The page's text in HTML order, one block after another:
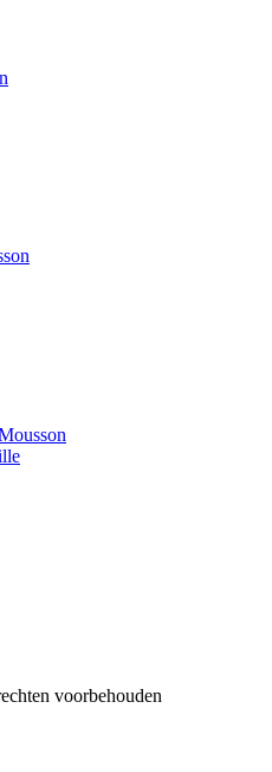
voorbehouden